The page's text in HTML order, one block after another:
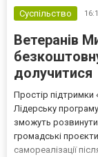
Суспільство
Ветеранів
долучитися
Простір
Лідерську
зможуть
громадські
самореалізації